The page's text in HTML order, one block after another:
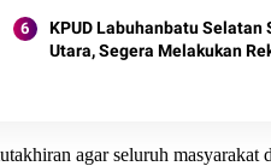
KPUD Labuhanbatu Selatan
Utara, Segera Melakukan
agar seluruh masyarakat